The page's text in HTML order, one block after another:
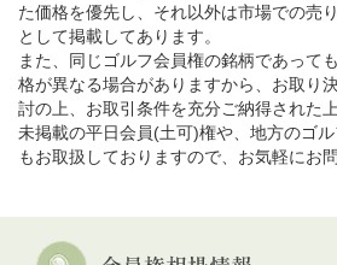
た価格を優先し、それ以外は市場での売
として掲載してあります。
また、同じゴルフ会員権の銘柄であって
格が異なる場合がありますから、お取り
討の上、お取引条件を充分ご納得された
未掲載の平日会員(土可)権や、地方のゴ
もお取扱しておりますので、お気軽にお